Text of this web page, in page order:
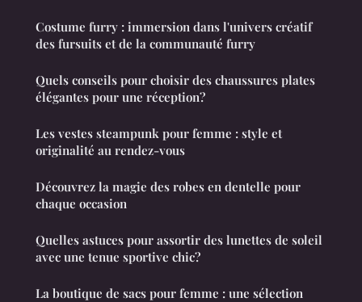
Costume furry : immersion dans l'univers créatif
des fursuits et de la communauté furry
Quels conseils pour choisir des chaussures plates
élégantes pour une réception?
Les vestes steampunk pour femme : style et
originalité au rendez-vous
Découvrez la magie des robes en dentelle pour
chaque occasion
Quelles astuces pour assortir des lunettes de soleil
avec une tenue sportive chic?
La boutique de sacs pour femme : une sélection